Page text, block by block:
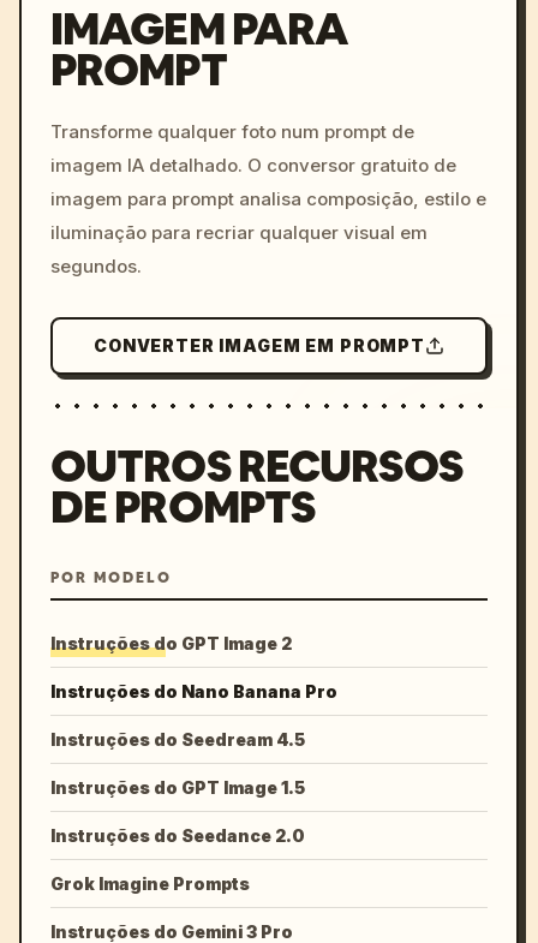
colors, 8k --v 6.0
IMAGEM PARA
PROMPT
Transforme qualquer foto num prompt de
imagem IA detalhado. O conversor gratuito de
imagem para prompt analisa composição, estilo e
iluminação para recriar qualquer visual em
segundos.
CONVERTER IMAGEM EM PROMPT
OUTROS RECURSOS
DE PROMPTS
POR MODELO
Instruções do GPT Image 2
Instruções do Nano Banana Pro
Instruções do Seedream 4.5
Instruções do GPT Image 1.5
Instruções do Seedance 2.0
Grok Imagine Prompts
Instruções do Gemini 3 Pro